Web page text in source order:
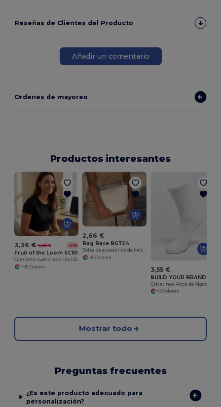
Reseñas de Clientes del Producto
Añadir un comentario
Ordenes de mayoreo
Productos interesantes
3,36 € 4,30 € -22%
Fruit of the Loom SC151
Camiseta cuello redondo 150
+25 Colores
2,66 €
Bag Base BG724
Bolsa de accesorios de fieltro
+6 Colores
3,55 €
+2 Colores
Mostrar todo
Preguntas frecuentes
¿Es este producto adecuado para
personalización?